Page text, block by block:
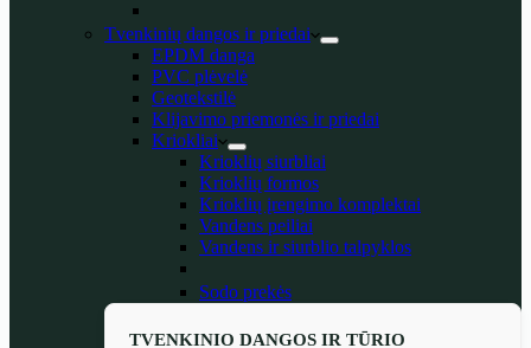
Tvenkinių dangos ir priedai
EPDM danga
PVC plėvelė
Geotekstilė
Klijavimo priemonės ir priedai
Kriokliai
Krioklių siurbliai
Krioklių formos
Krioklių įrengimo komplektai
Vandens peiliai
Vandens ir siurblio talpyklos
Sodo prekės
TVENKINIO DANGOS IR TŪRIO